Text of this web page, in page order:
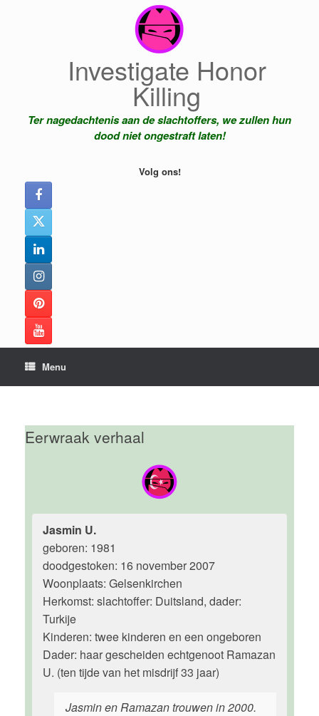
Investigate Honor
Killing
Ter nagedachtenis aan de slachtoffers, we zullen hun
dood niet ongestraft laten!
Volg ons!
Menu
Eerwraak verhaal
Jasmin U.
geboren: 1981
doodgestoken: 16 november 2007
Woonplaats: Gelsenkirchen
Herkomst: slachtoffer: Duitsland, dader:
Turkije
Kinderen: twee kinderen en een ongeboren
Dader: haar gescheiden echtgenoot Ramazan
U. (ten tijde van het misdrijf 33 jaar)
Jasmin en Ramazan trouwen in 2000.